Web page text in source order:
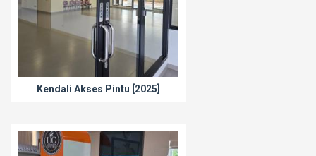
Kendali Akses Pintu [2025]